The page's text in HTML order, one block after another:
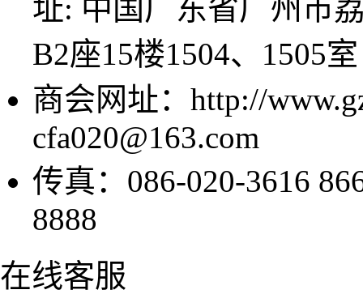
址: 中国广东省广州市
B2座15楼1504、1505室
商会网址：http://
cfa020@163.com
传真：086-020-3616
8888
在线客服